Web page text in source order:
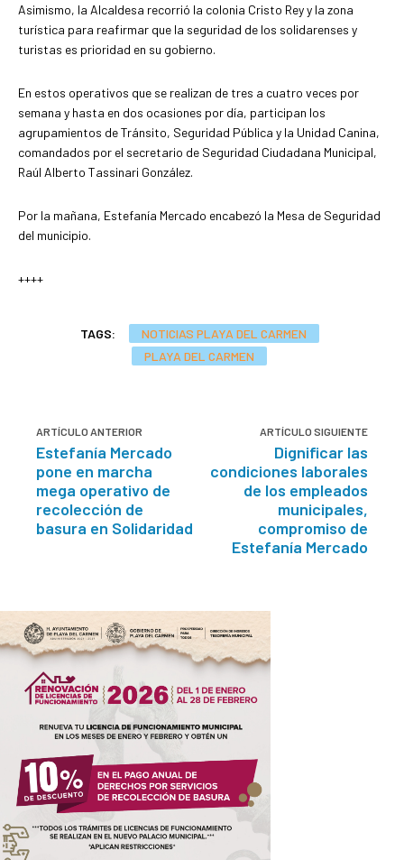
Asimismo, la Alcaldesa recorrió la colonia Cristo Rey y la zona
turística para reafirmar que la seguridad de los solidarenses y
turistas es prioridad en su gobierno.
En estos operativos que se realizan de tres a cuatro veces por
semana y hasta en dos ocasiones por día, participan los
agrupamientos de Tránsito, Seguridad Pública y la Unidad Canina,
comandados por el secretario de Seguridad Ciudadana Municipal,
Raúl Alberto Tassinari González.
Por la mañana, Estefanía Mercado encabezó la Mesa de Seguridad
del municipio.
++++
TAGS:
NOTICIAS PLAYA DEL CARMEN
PLAYA DEL CARMEN
ARTÍCULO ANTERIOR
Estefanía Mercado
pone en marcha
mega operativo de
recolección de
basura en Solidaridad
ARTÍCULO SIGUIENTE
Dignificar las
condiciones laborales
de los empleados
municipales,
compromiso de
Estefanía Mercado